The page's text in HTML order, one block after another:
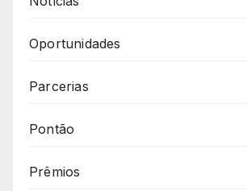
Oportunidades
Parcerias
Pontão
Prêmios